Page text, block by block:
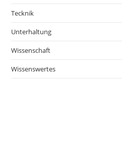
Tecknik
Unterhaltung
Wissenschaft
Wissenswertes